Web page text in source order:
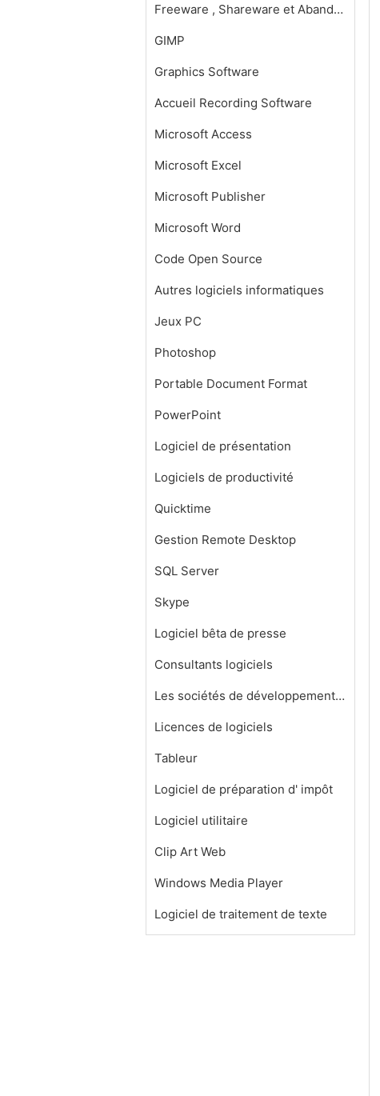
Freeware , Shareware et Abandonware
GIMP
Graphics Software
Accueil Recording Software
Microsoft Access
Microsoft Excel
Microsoft Publisher
Microsoft Word
Code Open Source
Autres logiciels informatiques
Jeux PC
Photoshop
Portable Document Format
PowerPoint
Logiciel de présentation
Logiciels de productivité
Quicktime
Gestion Remote Desktop
SQL Server
Skype
Logiciel bêta de presse
Consultants logiciels
Les sociétés de développement de logiciels
Licences de logiciels
Tableur
Logiciel de préparation d' impôt
Logiciel utilitaire
Clip Art Web
Windows Media Player
Logiciel de traitement de texte